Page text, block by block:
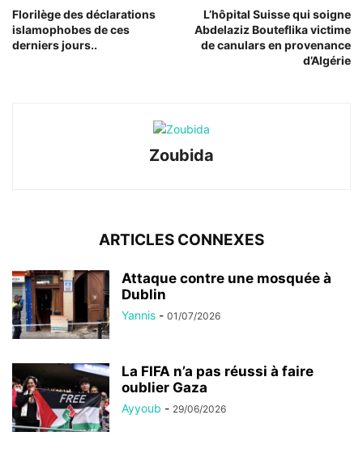
Florilège des déclarations
islamophobes de ces
derniers jours..
L’hôpital Suisse qui soigne
Abdelaziz Bouteflika victime
de canulars en provenance
d’Algérie
Zoubida
ARTICLES CONNEXES
Attaque contre une mosquée à
Dublin
Yannis - 01/07/2026
La FIFA n’a pas réussi à faire
oublier Gaza
Ayyoub - 29/06/2026